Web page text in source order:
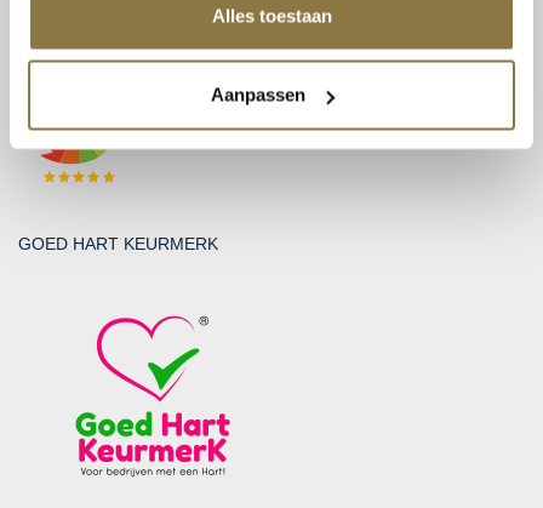
Alles toestaan
Aanpassen
GOED HART KEURMERK